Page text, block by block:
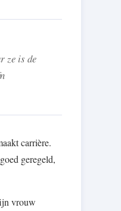
ze is de
carrière.
geregeld,
vrouw